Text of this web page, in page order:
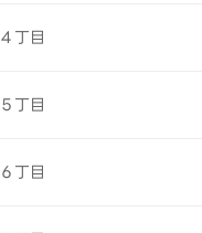
４丁目
５丁目
６丁目